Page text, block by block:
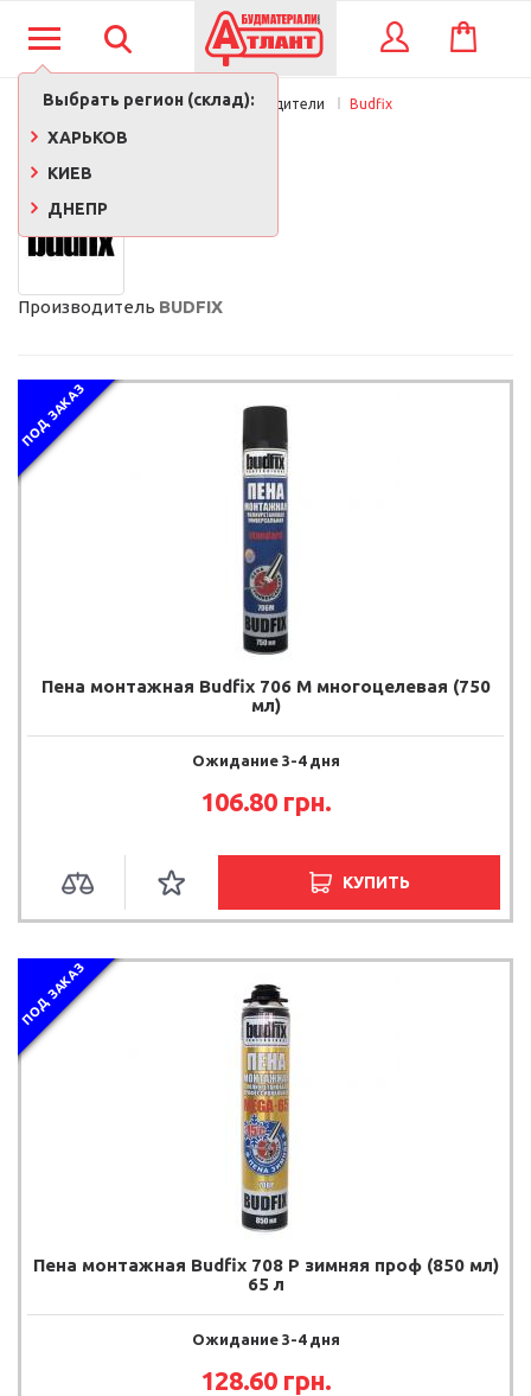
Выбрать регион (склад):
ХАРЬКОВ
КИЕВ
ДНЕПР
КОРЗИНА
Главная Производители Budfix
BUDFIX
Производитель BUDFIX
ПОД ЗАКАЗ
Пена монтажная Budfix 706 М многоцелевая (750
мл)
Ожидание 3-4 дня
106.80 грн.
КУПИТЬ
ПОД ЗАКАЗ
Пена монтажная Budfix 708 P зимняя проф (850 мл)
65 л
Ожидание 3-4 дня
128.60 грн.